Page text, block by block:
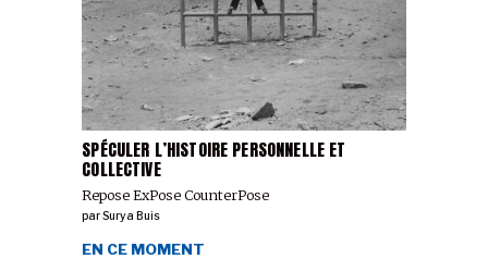
SPÉCULER L’HISTOIRE PERSONNELLE ET
COLLECTIVE
Repose ExPose CounterPose
parSurya Buis
EN CE MOMENT